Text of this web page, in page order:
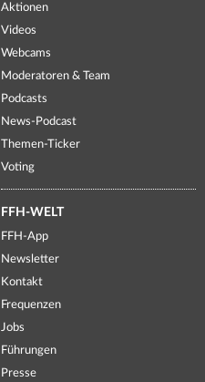
Aktionen
Videos
Webcams
Moderatoren & Team
Podcasts
News-Podcast
Themen-Ticker
Voting
FFH-WELT
FFH-App
Newsletter
Kontakt
Frequenzen
Jobs
Führungen
Presse